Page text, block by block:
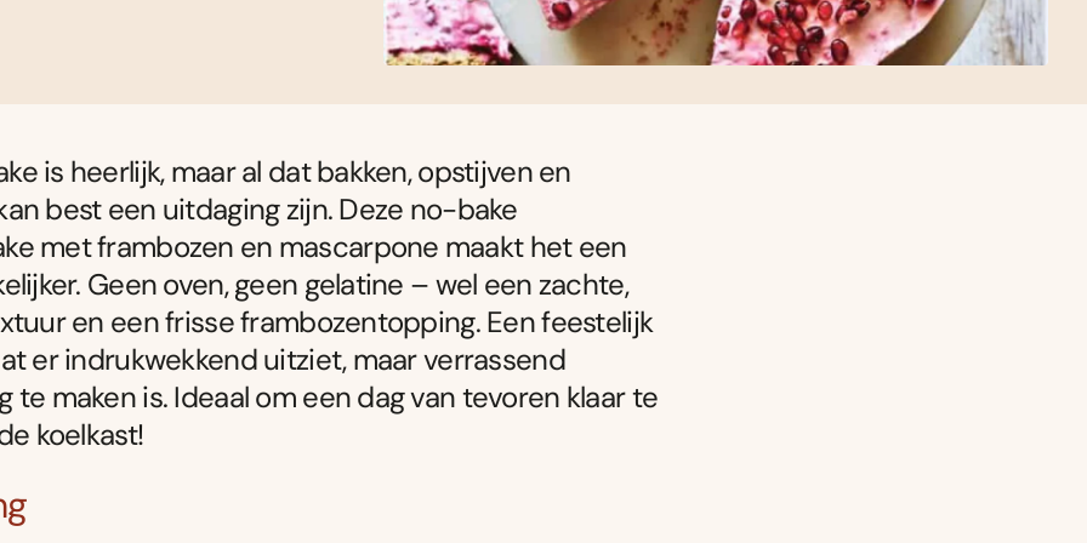
is heerlijk, maar al dat bakken, opstijven en
best een uitdaging zijn. Deze no-bake
met frambozen en mascarpone maakt het een
Geen oven, geen gelatine – wel een zachte,
en een frisse frambozentopping. Een feestelijk
er indrukwekkend uitziet, maar verrassend
te maken is. Ideaal om een dag van tevoren klaar te
koelkast!